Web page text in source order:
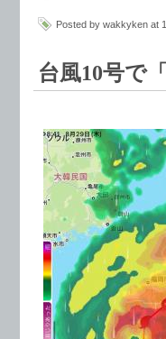
Posted by wakkyken at
台風10号で